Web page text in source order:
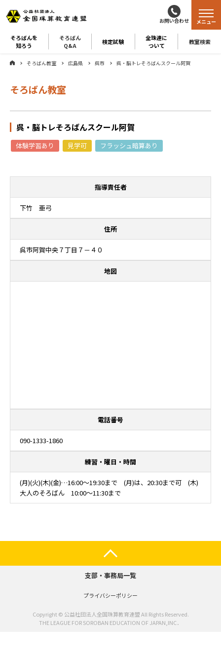
お問い合わせ
そろばんを
知ろう
そろばん
Q&A
検定試験
全珠連に
ついて
教室検索
メニュー
そろばん教室 広島県 呉市 呉・脳トレそろばんスクール阿賀
そろばん教室
呉・脳トレそろばんスクール阿賀
体験学習あり 見学可 フラッシュ暗算あり
指導責任者
下竹 亜弓
住所
呉市阿賀中央７丁目７－４０
地図
電話番号
090-1333-1860
練習・曜日・時間
(月)(火)(木)(金)…16:00～19:30まで (月)は、20:30まで可 (木)
大人のそろばん 10:00～11:30まで
支部・事務局一覧
プライバシーポリシー
Copyright © 公益社団法人全国珠算教育連盟 All Rights Reserved.
THE LEAGUE FOR SOROBAN EDUCATION OF JAPAN,INC．